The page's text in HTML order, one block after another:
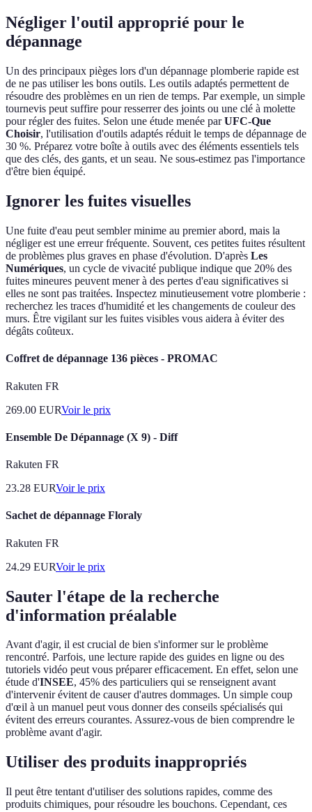
Négliger l'outil approprié pour le
dépannage
Un des principaux pièges lors d'un dépannage plomberie rapide est
de ne pas utiliser les bons outils. Les outils adaptés permettent de
résoudre des problèmes en un rien de temps. Par exemple, un simple
tournevis peut suffire pour resserrer des joints ou une clé à molette
pour régler des fuites. Selon une étude menée parUFC-Que
Choisir, l'utilisation d'outils adaptés réduit le temps de dépannage de
30 %. Préparez votre boîte à outils avec des éléments essentiels tels
que des clés, des gants, et un seau. Ne sous-estimez pas l'importance
d'être bien équipé.
Ignorer les fuites visuelles
Une fuite d'eau peut sembler minime au premier abord, mais la
négliger est une erreur fréquente. Souvent, ces petites fuites résultent
de problèmes plus graves en phase d'évolution. D'après Les
Numériques, un cycle de vivacité publique indique que 20% des
fuites mineures peuvent mener à des pertes d'eau significatives si
elles ne sont pas traitées. Inspectez minutieusement votre plomberie :
recherchez les traces d'humidité et les changements de couleur des
murs. Être vigilant sur les fuites visibles vous aidera à éviter des
dégâts coûteux.
Coffret de dépannage 136 pièces - PROMAC
Rakuten FR
269.00 EURVoir le prix
Ensemble De Dépannage (X 9) - Diff
Rakuten FR
23.28 EURVoir le prix
Sachet de dépannage Floraly
Rakuten FR
24.29 EURVoir le prix
Sauter l'étape de la recherche
d'information préalable
Avant d'agir, il est crucial de bien s'informer sur le problème
rencontré. Parfois, une lecture rapide des guides en ligne ou des
tutoriels vidéo peut vous préparer efficacement. En effet, selon une
étude d'INSEE, 45% des particuliers qui se renseignent avant
d'intervenir évitent de causer d'autres dommages. Un simple coup
d'œil à un manuel peut vous donner des conseils spécialisés qui
évitent des erreurs courantes. Assurez-vous de bien comprendre le
problème avant d'agir.
Utiliser des produits inappropriés
Il peut être tentant d'utiliser des solutions rapides, comme des
produits chimiques, pour résoudre les bouchons. Cependant, ces